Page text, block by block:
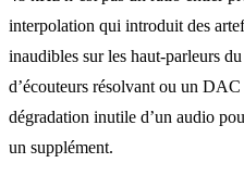
interpolation qui introduit des
inaudibles sur les haut-parleurs
d’écouteurs résolvant ou un
dégradation inutile d’un audio
un supplément.